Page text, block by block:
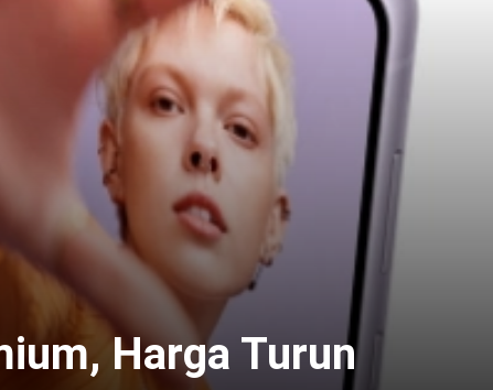
Harga Turun